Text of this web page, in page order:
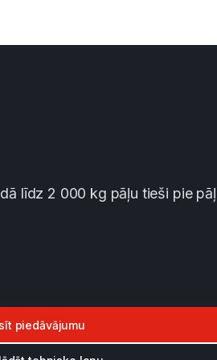
līdz 2 000 kg pāļu tieši pie
piedāvājumu